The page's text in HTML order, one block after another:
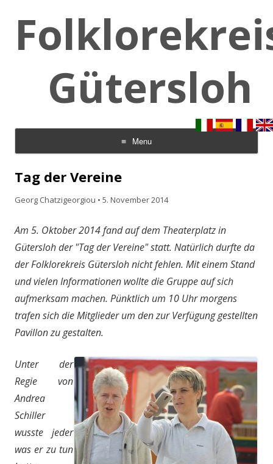
Gütersloh
Menu
Skip to content
Tag der Vereine
Georg Chatzigeorgiou • 5. November 2014
Am 5. Oktober 2014 fand auf dem Theaterplatz in
Gütersloh der "Tag der Vereine" statt. Natürlich durfte da
der Folklorekreis Gütersloh nicht fehlen. Mit einem Stand
und vielen Informationen wollte die Gruppe auf sich
aufmerksam machen. Pünktlich um 10 Uhr morgens
trafen sich die Mitglieder um den zur Verfügung gestellten
Pavillon zu gestalten.
Unter der
Regie von
Andrea
Schiller
wusste jeder
was er zu tun